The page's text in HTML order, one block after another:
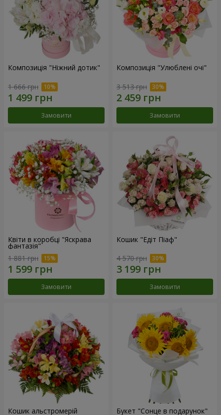
Композиція "Ніжний дотик"
1 666 грн
Замовити
Композиція "Улюблені очі"
3 513 грн
Замовити
Квіти в коробці "Яскрава
фантазія"
1 881 грн
Замовити
Кошик "Едіт Піаф"
4 570 грн
Замовити
Кошик альстромерій Букет "Сонце в подарунок"